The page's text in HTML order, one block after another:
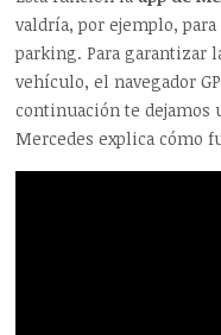
valdría, por ejemplo,
parking. Para garantizar
vehículo, el navegador
continuación te dejamos
Mercedes explica cómo